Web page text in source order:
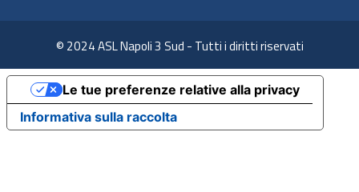
© 2024 ASL Napoli 3 Sud - Tutti i diritti riservati
Informativa sulla raccolta
Le tue preferenze relative alla privacy